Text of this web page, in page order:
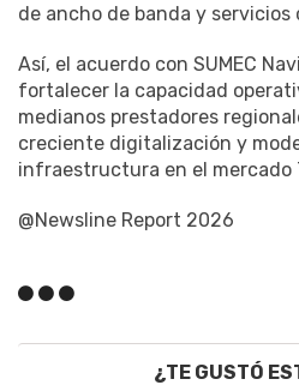
de ancho de banda y
Así, el acuerdo con SUMEC
fortalecer la capacidad
medianos prestadores
creciente digitalización y
infraestructura en el mercado
@Newsline Report 2026
¿TE GUSTÓ